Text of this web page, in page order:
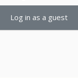
Log in as a guest